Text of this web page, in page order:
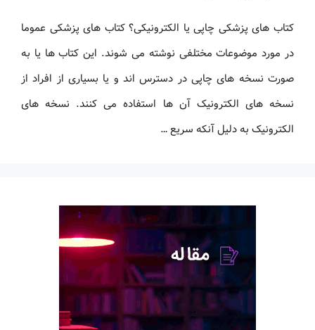
کتاب های پزشکی چاپی یا الکترونیکی؟ کتاب های پزشکی عموما
در مورد موضوعات مختلفی نوشته می شوند. این کتاب ها یا به
صورت نسخه های چاپی در دسترس اند و یا بسیاری از افراد از
نسخه های الکترونیک آن ها استفاده می کنند. نسخه های
الکترونیک به دلیل آنکه سریع …